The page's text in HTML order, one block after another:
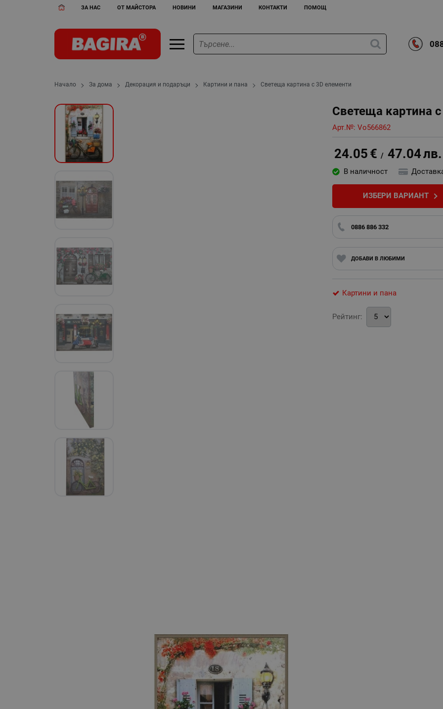
ЗА НАС ОТ МАЙСТОРА НОВИНИ МАГАЗИНИ КОНТАКТИ ПОМОЩ
Начало За дома Декорация и подаръци Картини и пана Светеща картина с 3D елементи
Светеща картина
Арт.№: Vo566862
24.05 € / 47.04лв.
В наличност
ИЗБЕРИ ВАРИАНТ
0886 886 332
ДОБАВИ В ЛЮБИМИ
Картини и пана
Рейтинг: